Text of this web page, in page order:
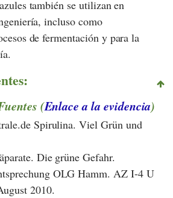
también se utilizan en
incluso como
de fermentación y para la
(Enlace a la evidencia)
Spirulina. Viel Grün und
Die grüne Gefahr.
OLG Hamm. AZ I-4 U
2010.